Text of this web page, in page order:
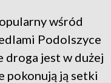
wśród
Podolszyce
droga jest w dużej
pokonują ją setki